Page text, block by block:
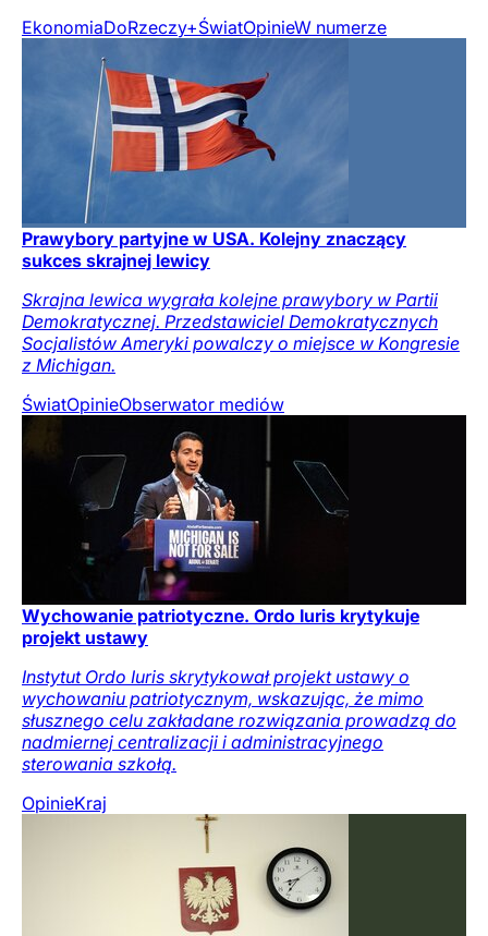
EkonomiaDoRzeczy+ŚwiatOpinieW numerze
Prawybory partyjne w USA. Kolejny znaczący
sukces skrajnej lewicy
Skrajna lewica wygrała kolejne prawybory w Partii
Demokratycznej. Przedstawiciel Demokratycznych
Socjalistów Ameryki powalczy o miejsce w Kongresie
z Michigan.
ŚwiatOpinieObserwator mediów
Wychowanie patriotyczne. Ordo Iuris krytykuje
projekt ustawy
Instytut Ordo Iuris skrytykował projekt ustawy o
wychowaniu patriotycznym, wskazując, że mimo
słusznego celu zakładane rozwiązania prowadzą do
nadmiernej centralizacji i administracyjnego
sterowania szkołą.
OpinieKraj